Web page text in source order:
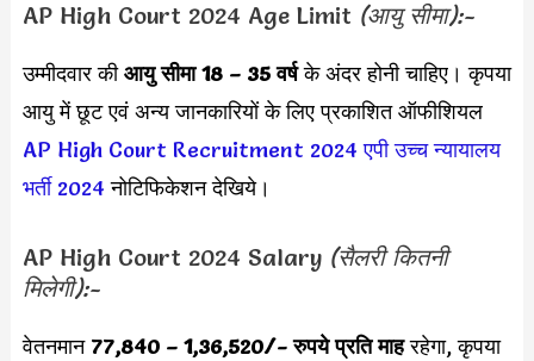
AP High Court 2024 Age Limit (आयु सीमा):-
उम्मीदवार कीआयु सीमा 18 – 35 वर्षके अंदर होनी चाहिए। कृपया
आयु में छूट एवं अन्य जानकारियों के लिए प्रकाशित ऑफीशियल
AP High Court Recruitment 2024 एपी उच्च न्यायालय
भर्ती 2024 नोटिफिकेशन देखिये।
AP High Court 2024 Salary (सैलरी कितनी
मिलेगी):-
वेतनमान 77,840 – 1,36,520/- रुपये प्रति माहरहेगा, कृपया